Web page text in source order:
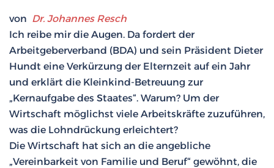
von Dr. Johannes Resch
Ich reibe mir die Augen. Da fordert der
Arbeitgeberverband (BDA) und sein Präsident Dieter
Hundt eine Verkürzung der Elternzeit auf ein Jahr
und erklärt die Kleinkind-Betreuung zur
„Kernaufgabe des Staates“. Warum? Um der
Wirtschaft möglichst viele Arbeitskräfte zuzuführen,
was die Lohndrückung erleichtert?
Die Wirtschaft hat sich an die angebliche
„Vereinbarkeit von Familie und Beruf“ gewöhnt, die